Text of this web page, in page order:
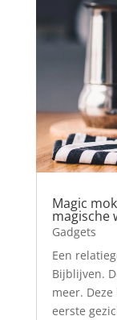
Magic
magische
Gadgets
Een
Bijblijven.
meer.
eerste